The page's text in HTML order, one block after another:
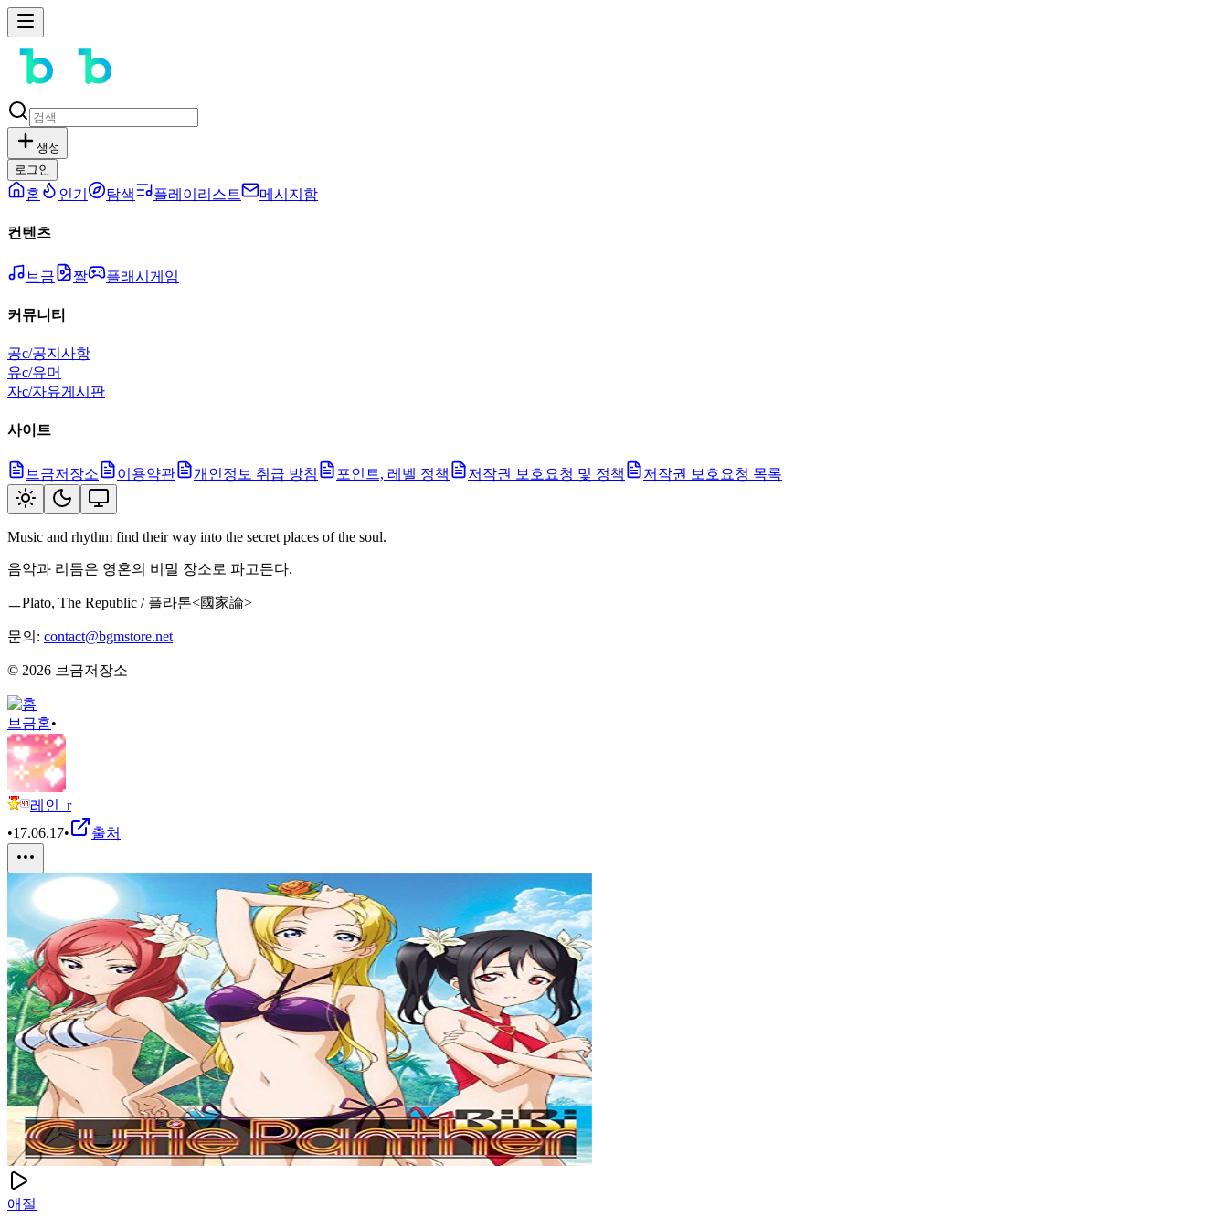
생성
로그인
홈 인기 탐색 플레이리스트 메시지함
컨텐츠
브금 짤 플래시게임
커뮤니티
공c/공지사항
유c/유머
자c/자유게시판
사이트
브금저장소 이용약관 개인정보 취급 방침 포인트, 레벨 정책 저작권 보호요청 및 정책 저작권 보호요청 목록
Music and rhythm find their way into the secret places of the soul.
음악과 리듬은 영혼의 비밀 장소로 파고든다.
ㅡPlato, The Republic / 플라톤<國家論>
문의: contact@bgmstore.net
© 2026 브금저장소
브금홈•
레인_r
•17.06.17• 출처
애절